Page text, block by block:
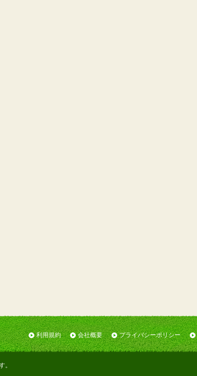
利用規約 会社概要 プライバシーポリシー
。